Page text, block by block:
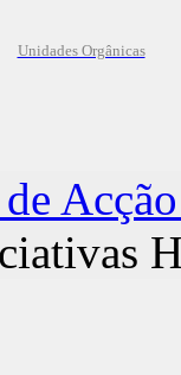
Unidades Orgânicas